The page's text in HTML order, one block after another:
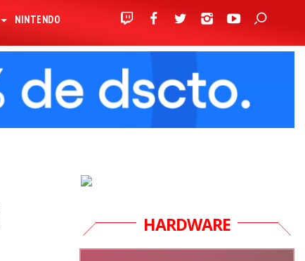
NINTENDO
HARDWARE